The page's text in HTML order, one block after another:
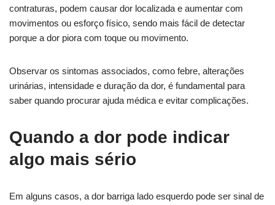
contraturas, podem causar dor localizada e aumentar com
movimentos ou esforço físico, sendo mais fácil de detectar
porque a dor piora com toque ou movimento.
Observar os sintomas associados, como febre, alterações
urinárias, intensidade e duração da dor, é fundamental para
saber quando procurar ajuda médica e evitar complicações.
Quando a dor pode indicar
algo mais sério
Em alguns casos, a dor barriga lado esquerdo pode ser sinal de